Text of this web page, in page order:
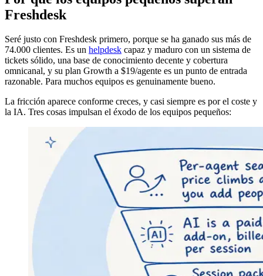
Freshdesk
Seré justo con Freshdesk primero, porque se ha ganado sus más de
74.000 clientes. Es un helpdesk capaz y maduro con un sistema de
tickets sólido, una base de conocimiento decente y cobertura
omnicanal, y su plan Growth a $19/agente es un punto de entrada
razonable. Para muchos equipos es genuinamente bueno.
La fricción aparece conforme creces, y casi siempre es por el coste y
la IA. Tres cosas impulsan el éxodo de los equipos pequeños: